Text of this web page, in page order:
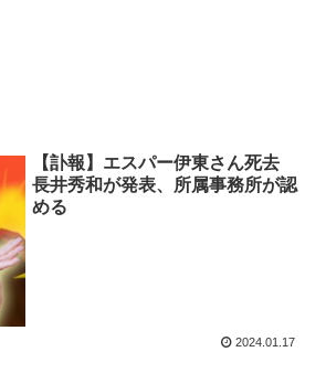
【訃報】エスパー伊東さん死去
長井秀和が発表、所属事務所が認
める
2024.01.17